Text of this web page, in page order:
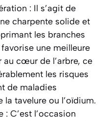
: Il s’agit de
charpente solide et
les branches
une meilleure
au cœur de l’arbre, ce
les risques
de maladies
tavelure ou l’oïdium.
: C’est l’occasion